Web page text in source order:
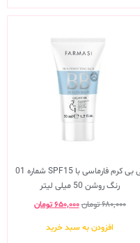
بی بی کرم فارماسی با SPF15 شماره 01
رنگ روشن 50 میلی لیتر
۶۸۰,۰۰۰تومان۶۵۰,۰۰۰ تومان
افزودن به سبد خرید